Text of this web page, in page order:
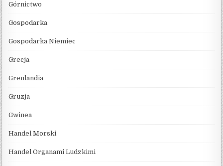
Górnictwo
Gospodarka
Gospodarka Niemiec
Grecja
Grenlandia
Gruzja
Gwinea
Handel Morski
Handel Organami Ludzkimi